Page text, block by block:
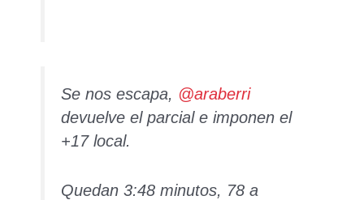
Se nos escapa, @araberri
devuelve el parcial e imponen el
+17 local.
Quedan 3:48 minutos, 78 a